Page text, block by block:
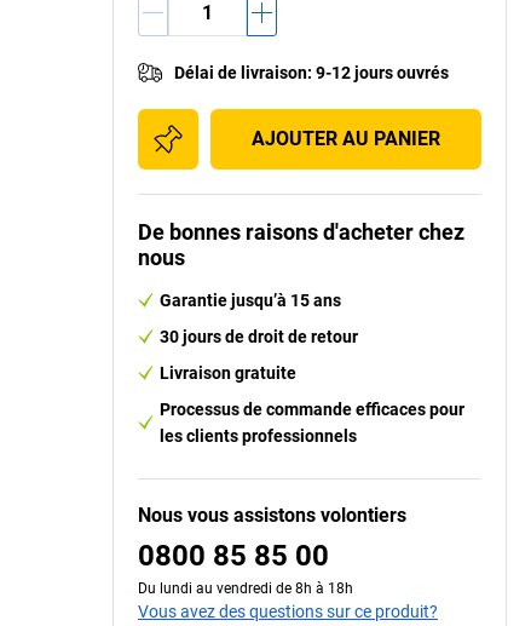
Délai de livraison: 9-12 jours ouvrés
AJOUTER AU PANIER
De bonnes raisons d'acheter chez
nous
Garantie jusqu’à 15 ans
30 jours de droit de retour
Livraison gratuite
Processus de commande efficaces pour
les clients professionnels
Nous vous assistons volontiers
0800 85 85 00
Du lundi au vendredi de 8h à 18h
Vous avez des questions sur ce produit?